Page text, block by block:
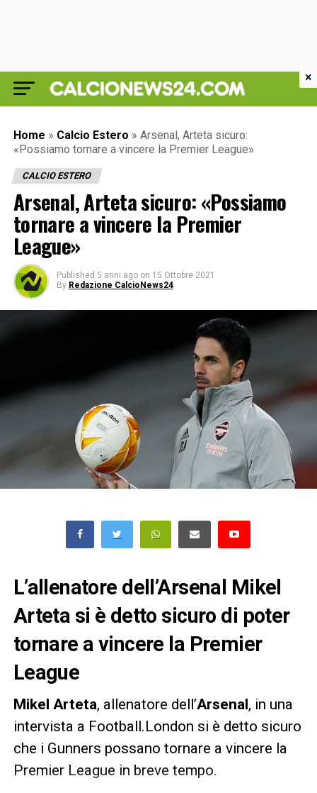
Home » Calcio Estero » Arsenal, Arteta sicuro:
«Possiamo tornare a vincere la Premier League»
CALCIO ESTERO
Arsenal, Arteta sicuro: «Possiamo
tornare a vincere la Premier
League»
Published 5 anni ago on 15 Ottobre 2021
By Redazione CalcioNews24
L’allenatore dell’Arsenal Mikel
Arteta si è detto sicuro di poter
tornare a vincere la Premier
League
Mikel Arteta, allenatore dell’Arsenal, in una
intervista a Football.London si è detto sicuro
che i Gunners possano tornare a vincere la
Premier League in breve tempo.
×